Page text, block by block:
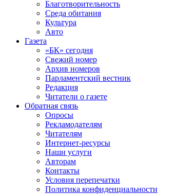
Благотворительность
Среда обитания
Культура
Авто
Газета
«БК» сегодня
Свежий номер
Архив номеров
Парламентский вестник
Редакция
Читатели о газете
Обратная связь
Опросы
Рекламодателям
Читателям
Интернет-ресурсы
Наши услуги
Авторам
Контакты
Условия перепечатки
Политика конфиденциальности